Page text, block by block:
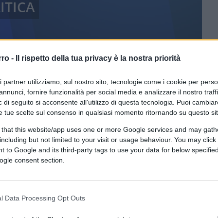
- Il rispetto della tua privacy è la nostra priorità
partner utilizziamo, sul nostro sito, tecnologie come i cookie per
fornire funzionalità per social media e analizzare il nostro
di seguito si acconsente all'utilizzo di questa tecnologia. Puoi
tue scelte sul consenso in qualsiasi momento ritornando su questo
that this website/app uses one or more Google services and may
but not limited to your visit or usage behaviour. You may
to Google and its third-party tags to use your data for below
consent section.
Data Processing Opt Outs
su Google CLICCA QUI